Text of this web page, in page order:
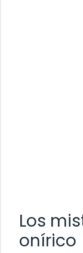
Los
onírico